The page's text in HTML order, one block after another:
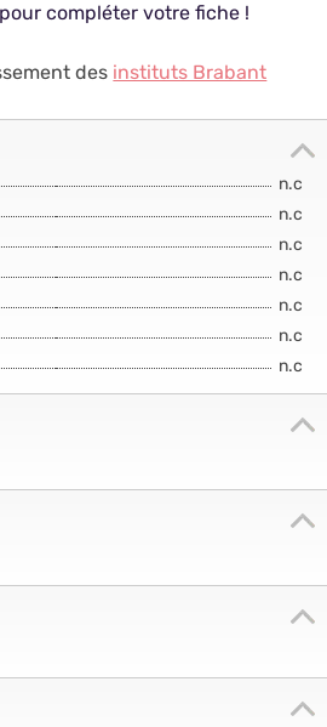
pour compléter votre fiche !
des instituts Brabant
n.c
n.c
n.c
n.c
n.c
n.c
n.c